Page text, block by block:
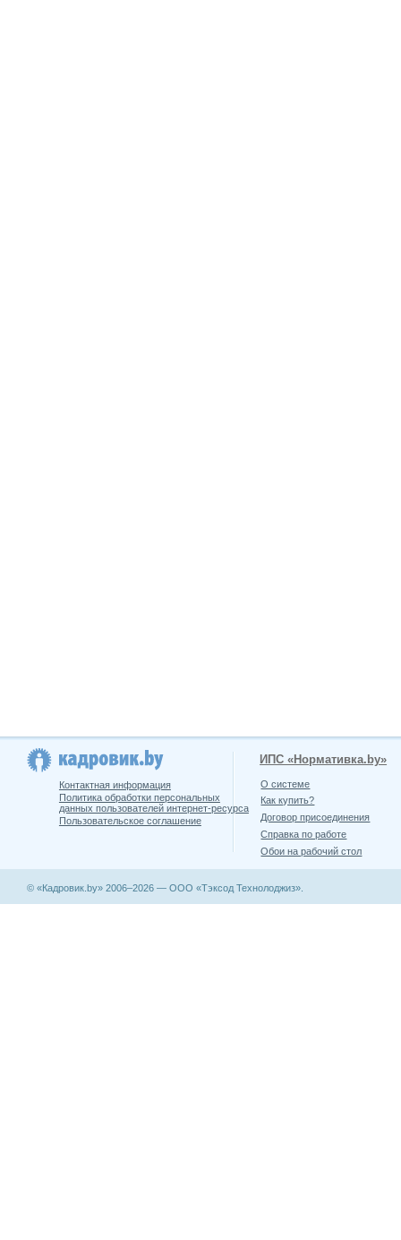
Контактная информация
Политика обработки персональных
данных пользователей интернет-ресурса
Пользовательское соглашение
ИПС «Нормативка.by»
О системе
Как купить?
Договор присоединения
Справка по работе
Обои на рабочий стол
© «Кадровик.by» 2006–2026 — ООО «Тэксод Технолоджиз».